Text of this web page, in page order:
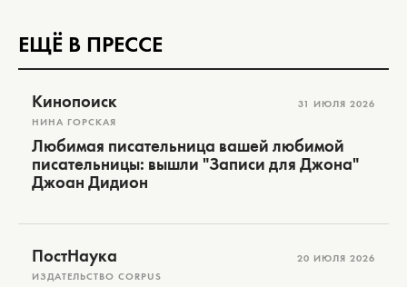
ЕЩЁ В ПРЕССЕ
Кинопоиск
НИНА ГОРСКАЯ
31 ИЮЛЯ 2026
Любимая писательница вашей любимой
писательницы: вышли "Записи для Джона"
Джоан Дидион
ПостНаука
ИЗДАТЕЛЬСТВО CORPUS
20 ИЮЛЯ 2026